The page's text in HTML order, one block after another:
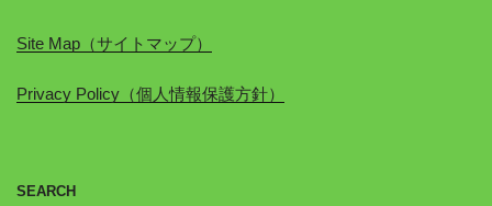
Site Map（サイトマップ）
Privacy Policy（個人情報保護方針）
SEARCH